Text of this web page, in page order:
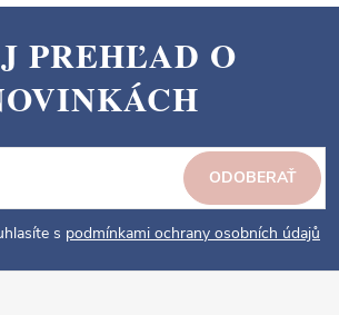
PREHĽAD O
s podmínkami ochrany osobních údajů
ODOBERAŤ